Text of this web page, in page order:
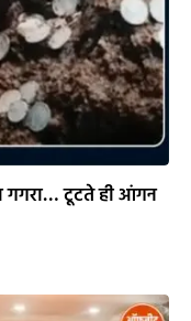
गगरा… टूटते ही आंगन